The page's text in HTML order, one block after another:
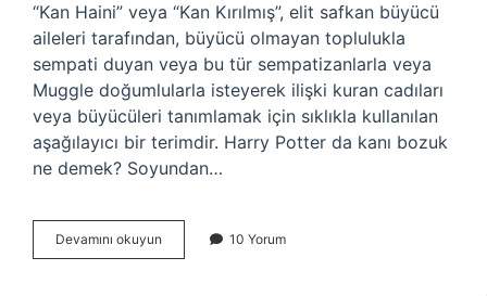
“Kan Haini” veya “Kan Kırılmış”, elit safkan büyücü
aileleri tarafından, büyücü olmayan toplulukla
sempati duyan veya bu tür sempatizanlarla veya
Muggle doğumlularla isteyerek ilişki kuran cadıları
veya büyücüleri tanımlamak için sıklıkla kullanılan
aşağılayıcı bir terimdir. Harry Potter da kanı bozuk
ne demek? Soyundan…
Devamını okuyun
Potter
10 Yorum